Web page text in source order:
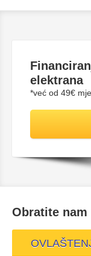
elektrana
*već od 49€
Obratite nam